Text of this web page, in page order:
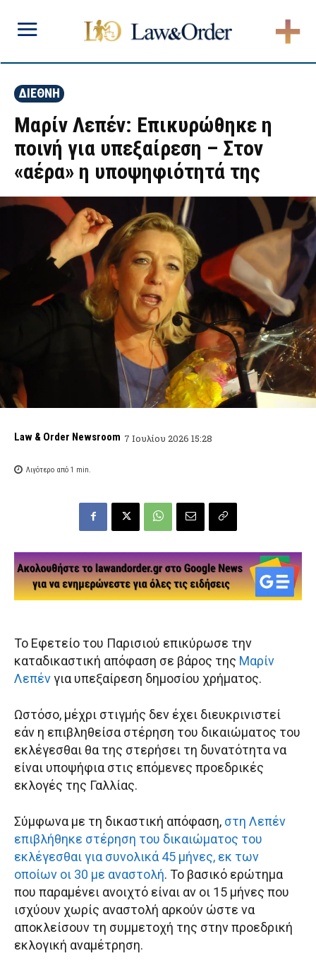
ΔΙΕΘΝΗ
Μαρίν Λεπέν: Επικυρώθηκε η
ποινή για υπεξαίρεση – Στον
«αέρα» η υποψηφιότητά της
Law & Order Newsroom 7 Ιουλίου 2026 15:28
Λιγότερο από 1 min.
Το Εφετείο του Παρισιού επικύρωσε την
καταδικαστική απόφαση σε βάρος της Μαρίν
Λεπένγια υπεξαίρεση δημοσίου χρήματος.
Ωστόσο, μέχρι στιγμής δεν έχει διευκρινιστεί
εάν η επιβληθείσα στέρηση του δικαιώματος του
εκλέγεσθαι θα της στερήσει τη δυνατότητα να
είναι υποψήφια στις επόμενες προεδρικές
εκλογές της Γαλλίας.
Σύμφωνα με τη δικαστική απόφαση, στη Λεπέν
επιβλήθηκε στέρηση του δικαιώματος του
εκλέγεσθαι για συνολικά 45 μήνες, εκ των
οποίων οι 30 με αναστολή. Το βασικό ερώτημα
που παραμένει ανοιχτό είναι αν οι 15 μήνες που
ισχύουν χωρίς αναστολή αρκούν ώστε να
αποκλείσουν τη συμμετοχή της στην προεδρική
εκλογική αναμέτρηση.